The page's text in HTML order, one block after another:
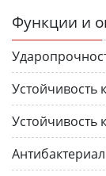
Функции и
Устойчивость
Устойчивость